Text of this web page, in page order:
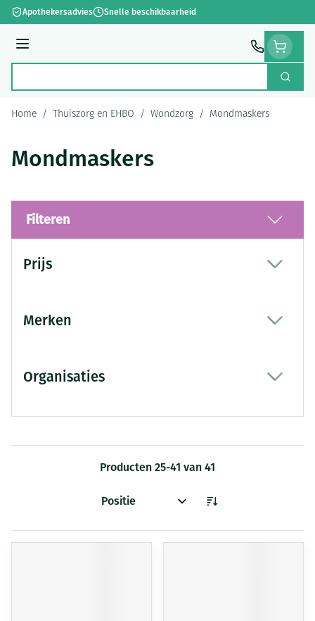
Ga naar de inhoud
Apothekersadvies Snelle beschikbaarheid
Menu
Zoek
Home / Thuiszorg en EHBO / Wondzorg / Mondmaskers
Mondmaskers
Filteren
Prijs
Merken
Organisaties
Producten 25-41 van 41
Sorteer op: